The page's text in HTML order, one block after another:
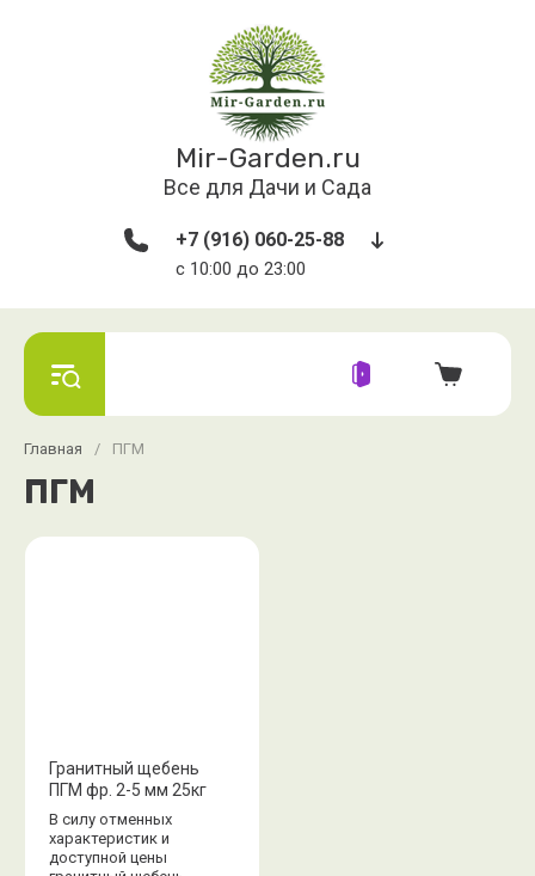
Mir-Garden.ru
Все для Дачи и Сада
+7 (916) 060-25-88
с 10:00 до 23:00
Главная / ПГМ
ПГМ
Гранитный щебень
ПГМ фр. 2-5 мм 25кг
В силу отменных
характеристик и
доступной цены